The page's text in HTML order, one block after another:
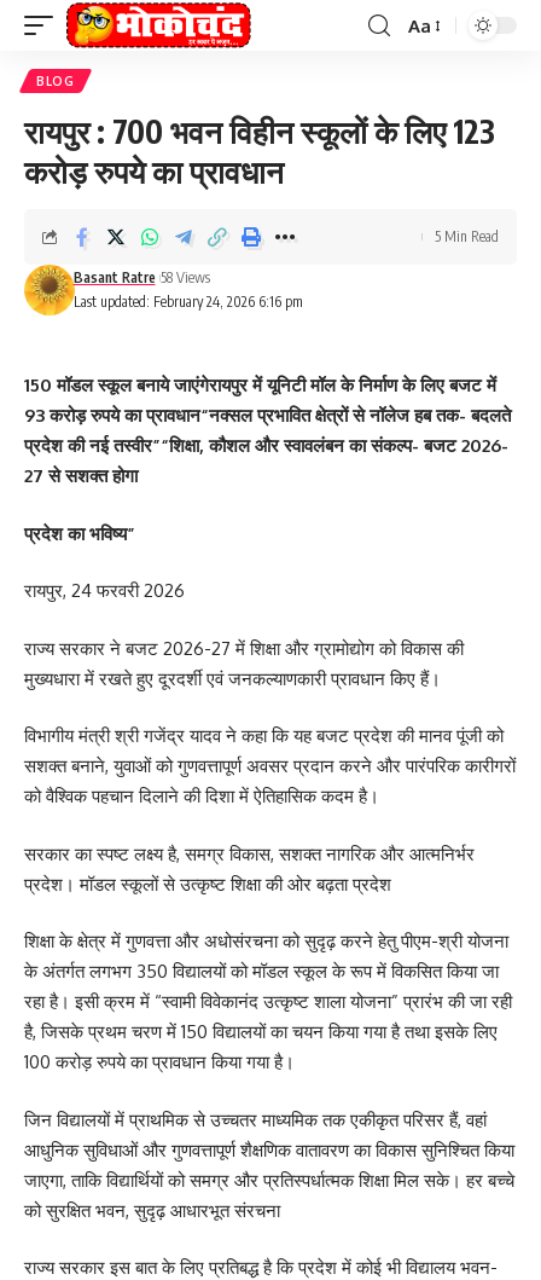
Font
Aa
BLOG
रायपुर : 700 भवन विहीन स्कूलों के लिए 123
करोड़ रुपये का प्रावधान
Last updated: February 24, 2026 6:16 pm
Basant Ratre 58 Views
5 Min Read
150 मॉडल स्कूल बनाये जाएंगेरायपुर में यूनिटी मॉल के निर्माण के लिए बजट में
93 करोड़ रुपये का प्रावधान“नक्सल प्रभावित क्षेत्रों से नॉलेज हब तक- बदलते
प्रदेश की नई तस्वीर”“शिक्षा, कौशल और स्वावलंबन का संकल्प- बजट 2026-
27 से सशक्त होगा
प्रदेश का भविष्य”
रायपुर, 24 फरवरी 2026
राज्य सरकार ने बजट 2026-27 में शिक्षा और ग्रामोद्योग को विकास की
मुख्यधारा में रखते हुए दूरदर्शी एवं जनकल्याणकारी प्रावधान किए हैं।
विभागीय मंत्री श्री गजेंद्र यादव ने कहा कि यह बजट प्रदेश की मानव पूंजी को
सशक्त बनाने, युवाओं को गुणवत्तापूर्ण अवसर प्रदान करने और पारंपरिक कारीगरों
को वैश्विक पहचान दिलाने की दिशा में ऐतिहासिक कदम है।
सरकार का स्पष्ट लक्ष्य है, समग्र विकास, सशक्त नागरिक और आत्मनिर्भर
प्रदेश। मॉडल स्कूलों से उत्कृष्ट शिक्षा की ओर बढ़ता प्रदेश
शिक्षा के क्षेत्र में गुणवत्ता और अधोसंरचना को सुदृढ़ करने हेतु पीएम-श्री योजना
के अंतर्गत लगभग 350 विद्यालयों को मॉडल स्कूल के रूप में विकसित किया जा
रहा है। इसी क्रम में “स्वामी विवेकानंद उत्कृष्ट शाला योजना” प्रारंभ की जा रही
है, जिसके प्रथम चरण में 150 विद्यालयों का चयन किया गया है तथा इसके लिए
100 करोड़ रुपये का प्रावधान किया गया है।
जिन विद्यालयों में प्राथमिक से उच्चतर माध्यमिक तक एकीकृत परिसर हैं, वहां
आधुनिक सुविधाओं और गुणवत्तापूर्ण शैक्षणिक वातावरण का विकास सुनिश्चित किया
जाएगा, ताकि विद्यार्थियों को समग्र और प्रतिस्पर्धात्मक शिक्षा मिल सके। हर बच्चे
को सुरक्षित भवन, सुदृढ़ आधारभूत संरचना
राज्य सरकार इस बात के लिए प्रतिबद्ध है कि प्रदेश में कोई भी विद्यालय भवन-